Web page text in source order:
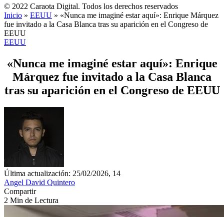
© 2022 Caraota Digital. Todos los derechos reservados
Inicio » EEUU » «Nunca me imaginé estar aquí»: Enrique Márquez
fue invitado a la Casa Blanca tras su aparición en el Congreso de
EEUU
EEUU
«Nunca me imaginé estar aquí»: Enrique
Márquez fue invitado a la Casa Blanca
tras su aparición en el Congreso de EEUU
Última actualización: 25/02/2026, 14
Angel David Quintero
Compartir
2 Min de Lectura